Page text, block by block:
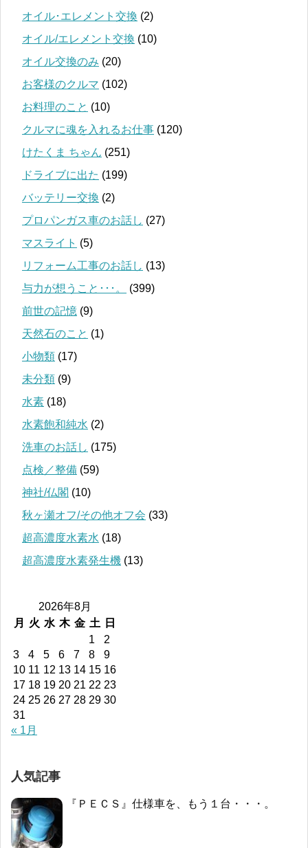
オイル･エレメント交換 (2)
オイル/エレメント交換 (10)
オイル交換のみ (20)
お客様のクルマ (102)
お料理のこと (10)
クルマに魂を入れるお仕事 (120)
けたくま ちゃん (251)
ドライブに出た (199)
バッテリー交換 (2)
プロパンガス車のお話し (27)
マスライト (5)
リフォーム工事のお話し (13)
与力が想うこと･･･。
(399)
前世の記憶 (9)
天然石のこと (1)
小物類 (17)
未分類 (9)
水素 (18)
水素飽和純水 (2)
洗車のお話し (175)
点検／整備 (59)
神社/仏閣 (10)
秋ヶ瀬オフ/その他オフ会 (33)
超高濃度水素水 (18)
超高濃度水素発生機 (13)
2026年8月
月
火 水 木 金 土
日
1
2
3
4 5 6 7 8
9
10 11 12 13 14 15 16
17 18 19 20 21 22 23
24 25 26 27 28 29 30
31
« 1月
人気記事
『ＰＥＣＳ』仕様車を、もう１台・・・。